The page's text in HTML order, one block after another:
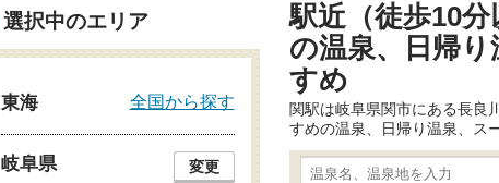
駅近（徒歩10分
の温泉、日帰
すめ
関駅は岐阜県関市にある長良
すめの温泉、日帰り温泉、ス
選択中のエリア
東海 全国から探す
岐阜県 変更